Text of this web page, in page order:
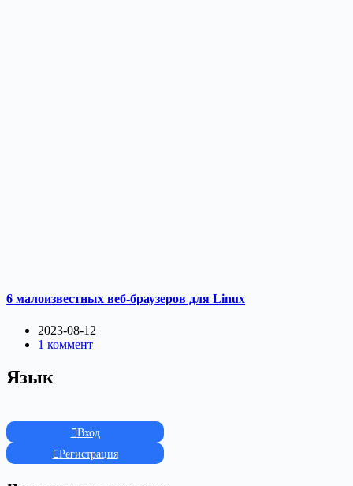
6 малоизвестных веб-браузеров для Linux
2023-08-12
1 коммент
Язык
Вход
Регистрация